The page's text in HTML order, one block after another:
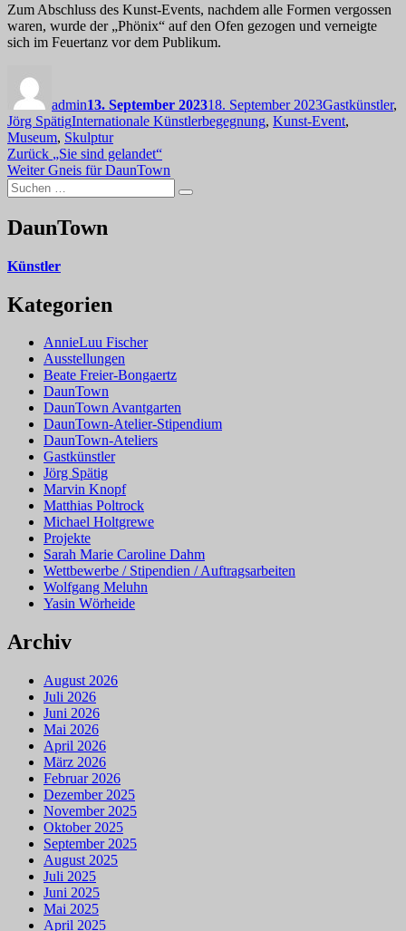
Zum Abschluss des Kunst-Events, nachdem alle Formen vergossen
waren, wurde der „Phönix“ auf den Ofen gezogen und verneigte
sich im Feuertanz vor dem Publikum.
admin13. September 202318. September 2023Gastkünstler,
Jörg SpätigSchlagwörter
Internationale Künstlerbegegnung, Kunst-Event,
Museum, Skulptur
Beitragsnavigation
Zurück
Vorheriger
Beitrag:
„Sie sind gelandet“
Weiter Nächster
Beitrag:
Gneis für DaunTown
Suchen
nach:
Suchen
DaunTown
Künstler
Kategorien
AnnieLuu Fischer
Ausstellungen
Beate Freier-Bongaertz
DaunTown
DaunTown Avantgarten
DaunTown-Atelier-Stipendium
DaunTown-Ateliers
Gastkünstler
Jörg Spätig
Marvin Knopf
Matthias Poltrock
Michael Holtgrewe
Projekte
Sarah Marie Caroline Dahm
Wettbewerbe / Stipendien / Auftragsarbeiten
Wolfgang Meluhn
Yasin Wörheide
Archiv
August 2026
Juli 2026
Juni 2026
Mai 2026
April 2026
März 2026
Februar 2026
Dezember 2025
November 2025
Oktober 2025
September 2025
August 2025
Juli 2025
Juni 2025
Mai 2025
April 2025